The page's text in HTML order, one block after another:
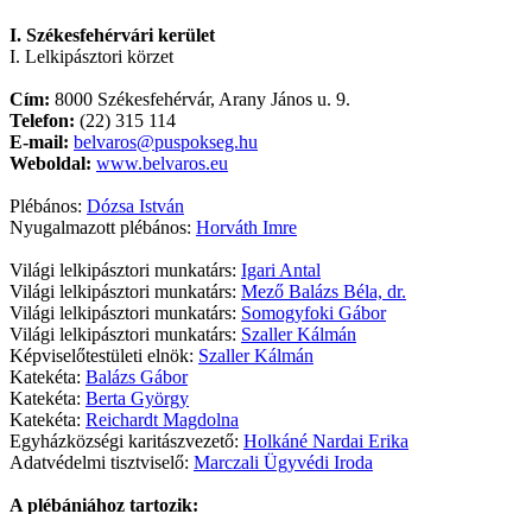
I. Székesfehérvári kerület
I. Lelkipásztori körzet
Cím: 8000 Székesfehérvár, Arany János u. 9.
Telefon: (22) 315 114
E-mail: belvaros@puspokseg.hu
Weboldal: www.belvaros.eu
Plébános: Dózsa István
Nyugalmazott plébános: Horváth Imre
Világi lelkipásztori munkatárs: Igari Antal
Világi lelkipásztori munkatárs: Mező Balázs Béla, dr.
Világi lelkipásztori munkatárs: Somogyfoki Gábor
Világi lelkipásztori munkatárs: Szaller Kálmán
Képviselőtestületi elnök: Szaller Kálmán
Katekéta: Balázs Gábor
Katekéta: Berta György
Katekéta: Reichardt Magdolna
Egyházközségi karitászvezető: Holkáné Nardai Erika
Adatvédelmi tisztviselő: Marczali Ügyvédi Iroda
A plébániához tartozik: